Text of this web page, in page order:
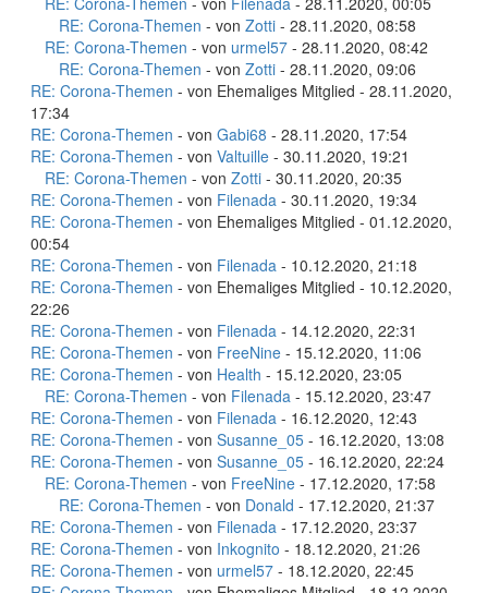
RE: Corona-Themen - von Zotti - 28.11.2020, 08:58
RE: Corona-Themen - von urmel57 - 28.11.2020, 08:42
RE: Corona-Themen - von Zotti - 28.11.2020, 09:06
RE: Corona-Themen - von Ehemaliges Mitglied - 28.11.2020,
17:34
RE: Corona-Themen - von Gabi68 - 28.11.2020, 17:54
RE: Corona-Themen - von Valtuille - 30.11.2020, 19:21
RE: Corona-Themen - von Zotti - 30.11.2020, 20:35
RE: Corona-Themen - von Filenada - 30.11.2020, 19:34
RE: Corona-Themen - von Ehemaliges Mitglied - 01.12.2020,
00:54
RE: Corona-Themen - von Filenada - 10.12.2020, 21:18
RE: Corona-Themen - von Ehemaliges Mitglied - 10.12.2020,
22:26
RE: Corona-Themen - von Filenada - 14.12.2020, 22:31
RE: Corona-Themen - von FreeNine - 15.12.2020, 11:06
RE: Corona-Themen - von Health - 15.12.2020, 23:05
RE: Corona-Themen - von Filenada - 15.12.2020, 23:47
RE: Corona-Themen - von Filenada - 16.12.2020, 12:43
RE: Corona-Themen - von Susanne_05 - 16.12.2020, 13:08
RE: Corona-Themen - von Susanne_05 - 16.12.2020, 22:24
RE: Corona-Themen - von FreeNine - 17.12.2020, 17:58
RE: Corona-Themen - von Donald - 17.12.2020, 21:37
RE: Corona-Themen - von Filenada - 17.12.2020, 23:37
RE: Corona-Themen - von Inkognito - 18.12.2020, 21:26
RE: Corona-Themen - von urmel57 - 18.12.2020, 22:45